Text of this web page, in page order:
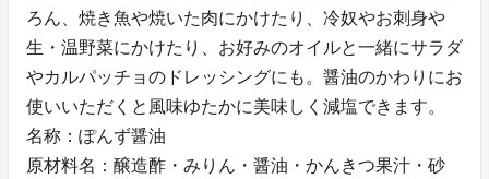
ろん、焼き魚や焼いた肉にかけたり、冷奴やお刺身や
生・温野菜にかけたり、お好みのオイルと一緒にサラダ
やカルパッチョのドレッシングにも。醤油のかわりにお
使いいただくと風味ゆたかに美味しく減塩できます。
名称：ぽんず醤油
原材料名：醸造酢・みりん・醤油・かんきつ果汁・砂